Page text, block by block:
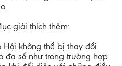
giải thích thêm:
không thể bị thay đổi
đa số như trong trường hợp